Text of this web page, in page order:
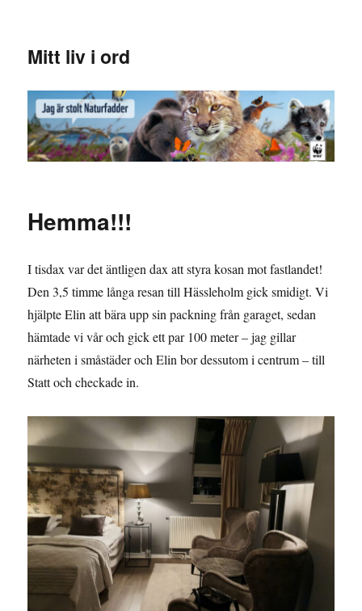
Mitt liv i ord
Hemma!!!
I tisdax var det äntligen dax att styra kosan mot fastlandet!
Den 3,5 timme långa resan till Hässleholm gick smidigt. Vi
hjälpte Elin att bära upp sin packning från garaget, sedan
hämtade vi vår och gick ett par 100 meter – jag gillar
närheten i småstäder och Elin bor dessutom i centrum – till
Statt och checkade in.